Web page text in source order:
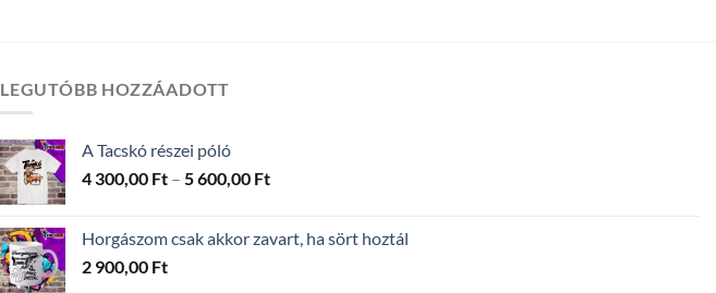
LEGUTÓBB HOZZÁADOTT
A Tacskó részei póló
4 300,00 Ft – 5 600,00 FtÁrtartomány:
-
Horgászom csak akkor zavart, ha sört hoztál
2 900,00 Ft